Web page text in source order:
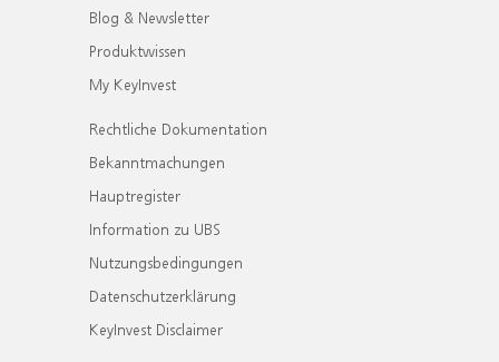
Blog & Newsletter
Produktwissen
My KeyInvest
Rechtliche Dokumentation
Bekanntmachungen
Hauptregister
Information zu UBS
Nutzungsbedingungen
Datenschutzerklärung
KeyInvest Disclaimer